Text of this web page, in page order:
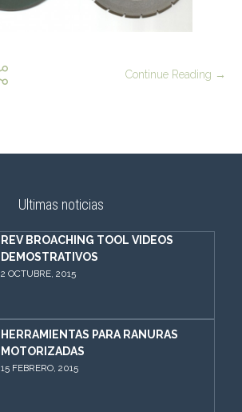
Continue Reading →
Ultimas noticias
REV BROACHING TOOL VIDEOS
DEMOSTRATIVOS
2 OCTUBRE, 2015
HERRAMIENTAS PARA RANURAS
MOTORIZADAS
15 FEBRERO, 2015